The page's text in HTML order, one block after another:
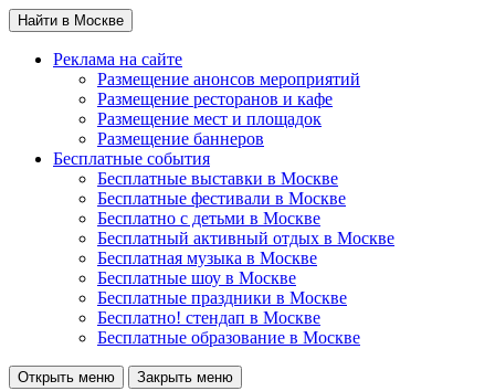
Найти в Москве
Реклама на сайте
Размещение анонсов мероприятий
Размещение ресторанов и кафе
Размещение мест и площадок
Размещение баннеров
Бесплатные события
Бесплатные выставки в Москве
Бесплатные фестивали в Москве
Бесплатно с детьми в Москве
Бесплатный активный отдых в Москве
Бесплатная музыка в Москве
Бесплатные шоу в Москве
Бесплатные праздники в Москве
Бесплатно! стендап в Москве
Бесплатные образование в Москве
Открыть меню Закрыть меню